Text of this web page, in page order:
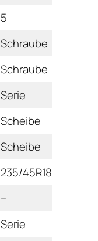
5
Schraube
Schraube
Serie
Scheibe
Scheibe
235/45R18
–
Serie